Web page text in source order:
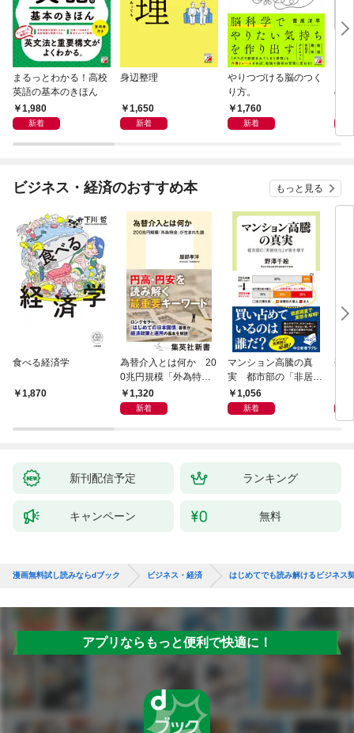
まるっとわかる！高校
英語の基本のきほん
1,980
新着
身辺整理
1,650
新着
やりつづける脳のつく
り方。
1,760
新着
の
ビジネス・経済のおすすめ本 もっと見る
食べる経済学
1,870
為替介入とは何か 20
0兆円規模「外為特
会」が生まれた謎
1,320
新着
マンション高騰の真
実 都市部の「非居住
化」が街を壊す
1,056
新着
研
新刊配信予定 ランキング
キャンペーン 無料
漫画無料試し読みならdブック ビジネス・経済 はじめてでも読み解けるビジネス
アプリならもっと便利で快適に！